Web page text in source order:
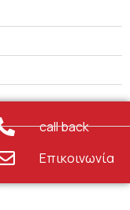
call back
Επικοινωνία